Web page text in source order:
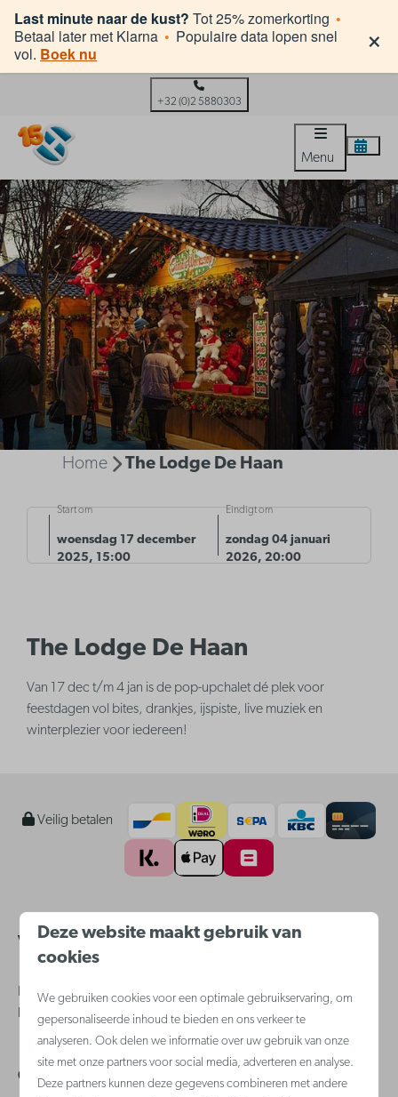
Last minute naar de kust? Tot 25% zomerkorting •
Betaal later met Klarna • Populaire data lopen snel
vol. Boek nu ×
+32 (0)2 5880303
Menu
Home The Lodge De Haan
Start om
woensdag 17 december
2025, 15:00
Eindigt om
zondag 04 januari
2026, 20:00
The Lodge De Haan
Van 17 dec t/m 4 jan is de pop-upchalet dé plek voor
feestdagen vol bites, drankjes, ijspiste, live muziek en
winterplezier voor iedereen!
Veilig betalen
Veelgestelde vragen
Heb je een vraag? Bezoek dan zeker onze klantenservice
hopelijk snel een antwoord vindt.
Contact
Deze website maakt gebruik van
cookies
We gebruiken cookies voor een optimale gebruikservaring, om
gepersonaliseerde inhoud te bieden en ons verkeer te
analyseren. Ook delen we informatie over uw gebruik van onze
site met onze partners voor social media, adverteren en analyse.
Deze partners kunnen deze gegevens combineren met andere